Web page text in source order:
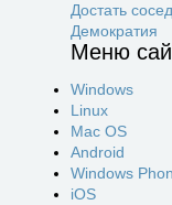
Достать
Демократия
Меню
Windows
Linux
Mac OS
Android
Windows
iOS